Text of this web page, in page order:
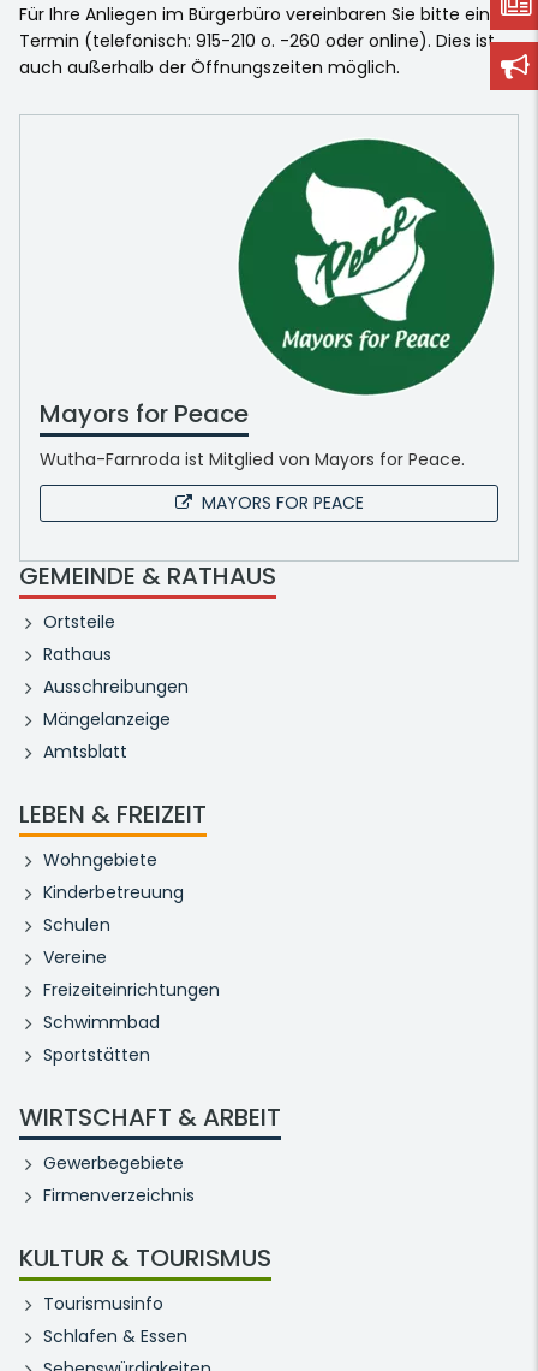
Für Ihre Anliegen im Bürgerbüro vereinbaren Sie bitte einen
Termin (telefonisch: 915-210 o. -260 oder online). Dies ist
auch außerhalb der Öffnungszeiten möglich.
Mayors for Peace
Wutha-Farnroda ist Mitglied von Mayors for Peace.
MAYORS FOR PEACE
GEMEINDE & RATHAUS
Ortsteile
Rathaus
Ausschreibungen
Mängelanzeige
Amtsblatt
LEBEN & FREIZEIT
Wohngebiete
Kinderbetreuung
Schulen
Vereine
Freizeiteinrichtungen
Schwimmbad
Sportstätten
WIRTSCHAFT & ARBEIT
Gewerbegebiete
Firmenverzeichnis
KULTUR & TOURISMUS
Tourismusinfo
Schlafen & Essen